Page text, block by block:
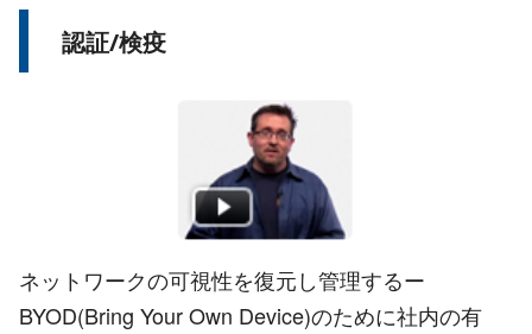
認証/検疫
ネットワークの可視性を復元し管理するー
BYOD(Bring Your Own Device)のために社内の有